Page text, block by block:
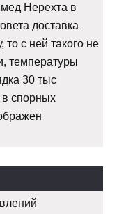
Нерехта в
доставка
то с ней такого не
температуры
30 тыс
в спорных